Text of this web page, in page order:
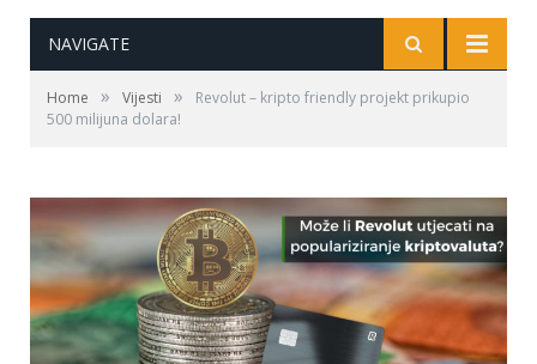
NAVIGATE
Home » Vijesti »
Revolut – kripto friendly projekt prikupio
500 milijuna dolara!